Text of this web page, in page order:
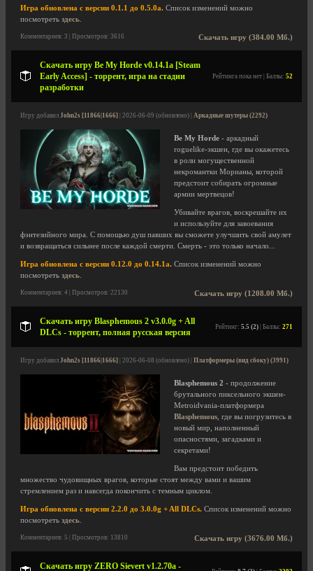
Игра обновлена с версии 0.1.1 до 0.5.0a. Список изменений можно
посмотреть здесь
Скачать игру (384.00 Мб.)
Комментариев: 3 | Просмотров: 3616
Скачать игру Be My Horde v0.14.1a [Steam
Early Access] - торрент, игра на стадии
разработки
Рейтинга пока нет | Баллы: 52
Игру добавил John2s [11866|1666] | 2026-06-09 (обновлено) | Аркадные шутеры (2292)
Be My Horde - аркадный
roguelike-экшен, где вы окажетесь
в роли могущественной
некромантки Морианы, которой
предстоит собирать огромные
армии мертвецов!
Убивайте врагов, воскрешайте их
и используйте для завоевания
фэнтезийного мира. С помощью душ павших вы сможете улучшить свой амулет
и возвращаться сильнее после каждой смерти. Смерть - это только начало...
Игра обновлена с версии 0.12.0 до 0.14.1a. Список изменений можно
посмотреть здесь
Скачать игру (1208.00 Мб.)
Комментариев: 4 | Просмотров: 22130
Скачать игру Blasphemous 2 v3.0.0g + All
DLCs - торрент, полная русская версия
Рейтинг: 5.5 (2) | Баллы: 271
Игру добавил John2s [11866|1666] | 2026-06-08 (обновлено) | Платформеры (вид сбоку) (3991)
Blasphemous 2 - продолжение
брутального пиксельного экшен-
Metroidvania-платформера
Blasphemous , где вы погрузитесь в
новый мир, наполненный
опасностями, загадками и
секретами!
Вам предстоит победить
множество чудовищных врагов, которые стоят между вами и вашим
стремлением раз и навсегда покончить с темным циклом.
Игра обновлена с версии 2.2.0 до 3.0.0g + All DLCs. Список изменений можно
посмотреть здесь
Скачать игру (3676.00 Мб.)
Комментариев: 5 | Просмотров: 13810
Скачать игру ZERO Sievert v1.2.70a -